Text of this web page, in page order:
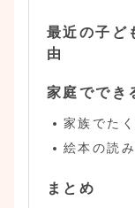
最近の子ど
由
家庭ででき
家族でた
絵本の読
まとめ